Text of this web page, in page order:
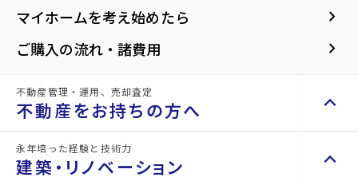
マイホームを考え始めたら keyboard_arrow_right
ご購入の流れ・諸費用 keyboard_arrow_right
不動産管理・運用、売却査定
不動産をお持ちの方へ keyboard_arrow_up
不動産をお持ちの方へ keyboard_arrow_right
永年培った経験と技術力
建築・リノベーション keyboard_arrow_up
四竃
その他の条件 Another Conditions